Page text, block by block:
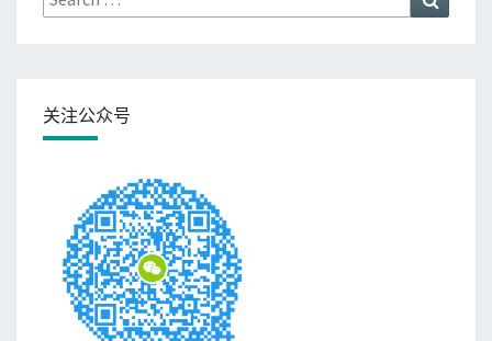
for:
关注公众号